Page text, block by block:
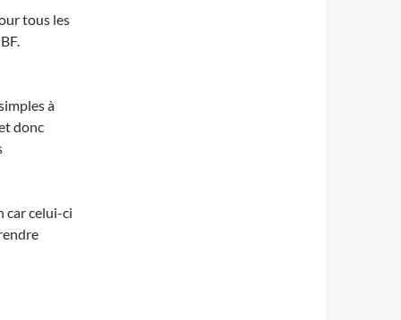
tous les
à
donc
car celui-ci